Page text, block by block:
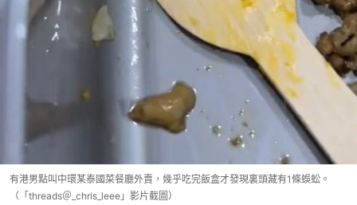
有港男點叫中環某泰國菜餐廳外賣，幾乎吃完飯盒才發現裏頭藏有1條蜈蚣。
（「threads＠_chris_leee」影片截圖）